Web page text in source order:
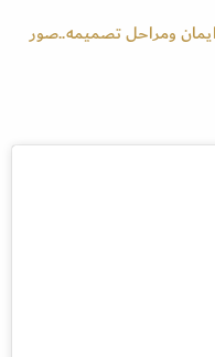
ومراحل تصميمه..صور